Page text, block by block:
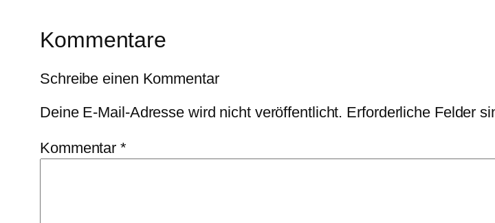
Kommentare
Schreibe einen Kommentar
Deine E-Mail-Adresse wird nicht veröffentlicht. Erforderliche Felder
Kommentar*